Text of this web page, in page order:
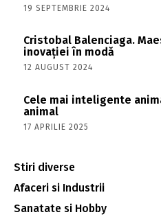
19 SEPTEMBRIE 2024
Cristobal Balenciaga.
inovației în modă
12 AUGUST 2024
Cele mai inteligente
animal
17 APRILIE 2025
Stiri diverse
Afaceri si Industrii
Sanatate si Hobby